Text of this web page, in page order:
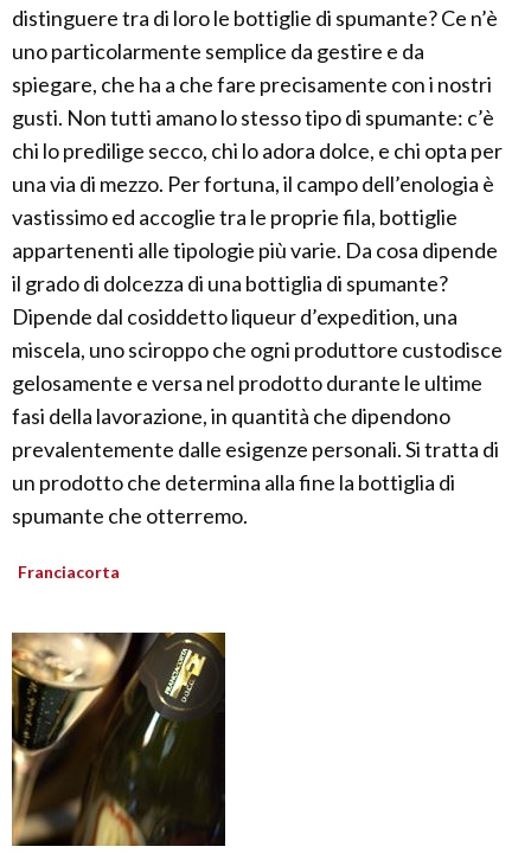
distinguere tra di loro le bottiglie di spumante? Ce n’è
uno particolarmente semplice da gestire e da
spiegare, che ha a che fare precisamente con i nostri
gusti. Non tutti amano lo stesso tipo di spumante: c’è
chi lo predilige secco, chi lo adora dolce, e chi opta per
una via di mezzo. Per fortuna, il campo dell’enologia è
vastissimo ed accoglie tra le proprie fila, bottiglie
appartenenti alle tipologie più varie. Da cosa dipende
il grado di dolcezza di una bottiglia di spumante?
Dipende dal cosiddetto liqueur d’expedition, una
miscela, uno sciroppo che ogni produttore custodisce
gelosamente e versa nel prodotto durante le ultime
fasi della lavorazione, in quantità che dipendono
prevalentemente dalle esigenze personali. Si tratta di
un prodotto che determina alla fine la bottiglia di
spumante che otterremo.
Franciacorta